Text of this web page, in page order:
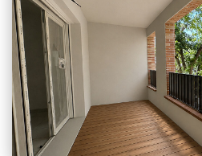
salle d'eau privative. -Salle de bain
+ sèche serviettes. -WC
l'appartement. -Belles
dans les chambres, volets
pièces, placards aménagés... -2
avec accès sécurisé. Maxime FONTENELLE LES CLEFS
TOULOUSAINES